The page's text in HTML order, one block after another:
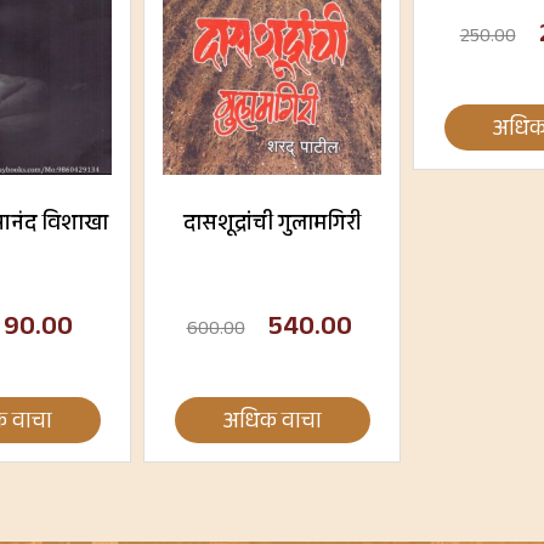
विशाखा
90.00
दासशूद्रांची गुलामगिरी
600.00 540.00
अधिक वाचा
250.00